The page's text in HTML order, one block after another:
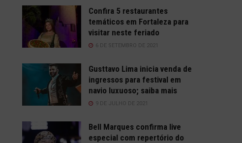
Confira 5 restaurantes
temáticos em Fortaleza para
visitar neste feriado
6 DE SETEMBRO DE 2021
Gusttavo Lima inicia venda de
ingressos para festival em
navio luxuoso; saiba mais
9 DE JULHO DE 2021
Bell Marques confirma live
especial com repertório do